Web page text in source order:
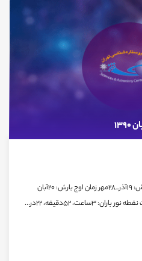
بارش شابی نور شمالی زمان فعالییت بارش: 19آذر_28مهر زمان اوج بارش: 20آبان